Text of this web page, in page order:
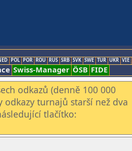
POL POR ROU RUS SRB SVK SWE TUR UKR VIE
Swiss-Manager ÖSB FIDE
odkazů (denně 100 000
odkazy turnajů starší než dva
tlačítko: